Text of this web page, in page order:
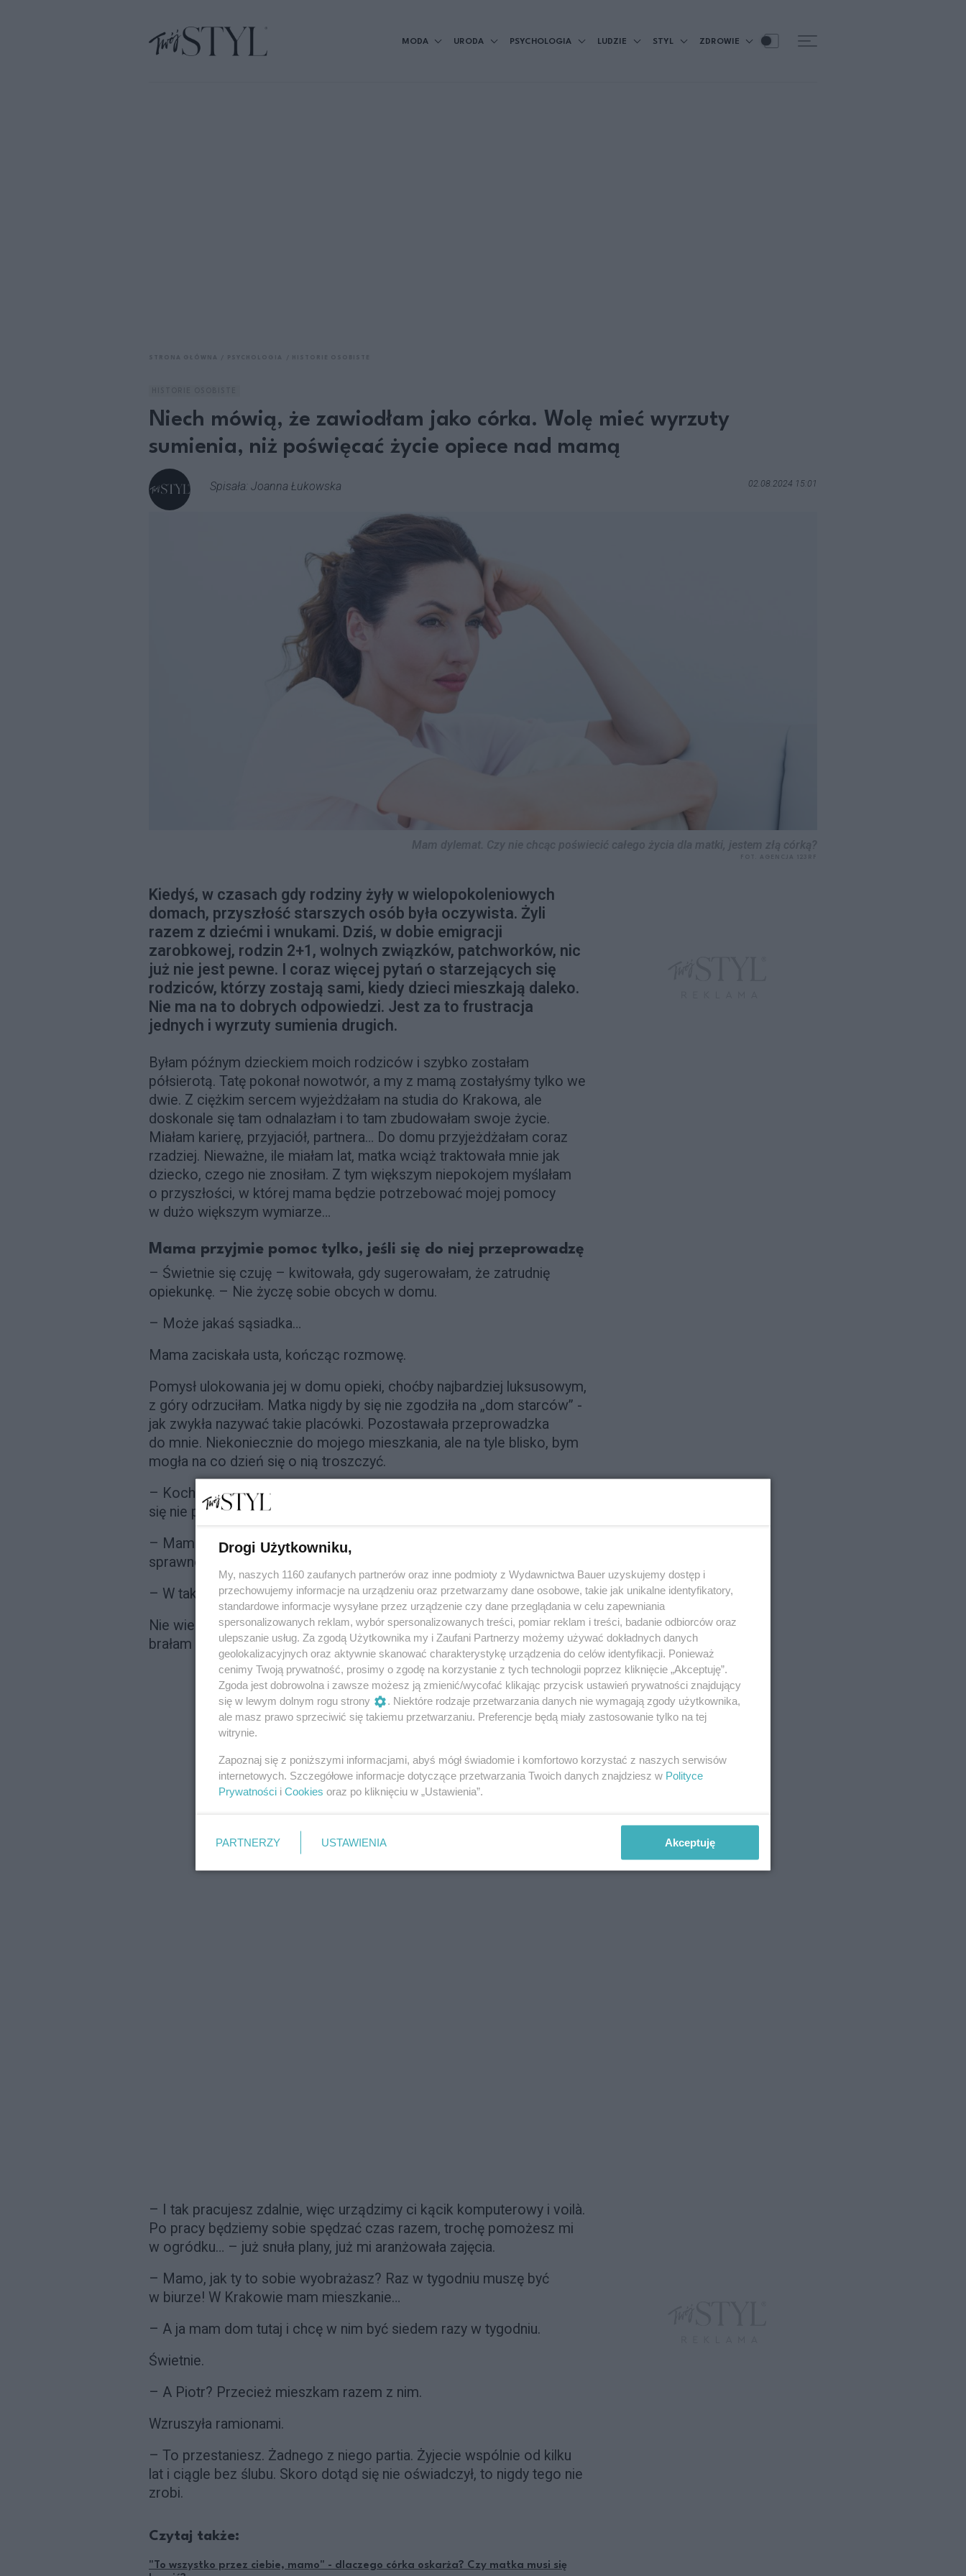
MODA URODA PSYCHOLOGIA LUDZIE STYL ZDROWIE
Niech mówią, że zawiodłam jako córka. Wolę mieć wyrzuty
sumienia, niż poświęcać życie opiece nad mamą
Spisała: Joanna Łukowska 02.08.2024 15:01
Kiedyś, w czasach gdy rodziny żyły w wielopokoleniowych
domach, przyszłość starszych osób była oczywista. Żyli
razem z dziećmi i wnukami. Dziś, w dobie emigracji
zarobkowej, rodzin 2+1, wolnych związków, patchworków, nic
już nie jest pewne. I coraz więcej pytań o starzejących się
rodziców, którzy zostają sami, kiedy dzieci mieszkają daleko.
Nie ma na to dobrych odpowiedzi. Jest za to frustracja
jednych i wyrzuty sumienia drugich.
Byłam późnym dzieckiem moich rodziców i szybko zostałam
półsierotą. Tatę pokonał nowotwór, a my z mamą zostałyśmy tylko we
dwie. Z ciężkim sercem wyjeżdżałam na studia do Krakowa, ale
doskonale się tam odnalazłam i to tam zbudowałam swoje życie.
Miałam karierę, przyjaciół, partnera… Do domu przyjeżdżałam coraz
rzadziej. Nieważne, ile miałam lat, matka wciąż traktowała mnie jak
dziecko, czego nie znosiłam. Z tym większym niepokojem myślałam
o przyszłości, w której mama będzie potrzebować mojej pomocy
w dużo większym wymiarze…
Mama przyjmie pomoc tylko, jeśli się do niej przeprowadzę
– Świetnie się czuję – kwitowała, gdy sugerowałam, że zatrudnię
opiekunkę. – Nie życzę sobie obcych w domu.
– Może jakaś sąsiadka…
Mama zaciskała usta, kończąc rozmowę.
Pomysł ulokowania jej w domu opieki, choćby najbardziej luksusowym,
z góry odrzuciłam. Matka nigdy by się nie zgodziła na „dom starców” -
jak zwykła nazywać takie placówki. Pozostawała przeprowadzka
do mnie. Niekoniecznie do mojego mieszkania, ale na tyle blisko, bym
mogła na co dzień się o nią troszczyć.
– Kochanie, nie ma takiej możliwości – usłyszałam. – Starych drzew
się nie przesadza.
– Mamo, nie wypominając, masz ponad osiemdziesiąt lat, życzę ci
sprawności do setki, ale trzeba myśleć rozsądnie.
– W takim razie najrozsądniej będzie jak wrócisz tutaj, do domu.
Nie wiedziałam, co odpowiedzieć, takiego rozwiązania w ogóle nie
brałam pod uwagę. Mój dom był w Krakowie.
– I tak pracujesz zdalnie, więc urządzimy ci kącik komputerowy i voilà.
Po pracy będziemy sobie spędzać czas razem, trochę pomożesz mi
w ogródku… – już snuła plany, już mi aranżowała zajęcia.
– Mamo, jak ty to sobie wyobrażasz? Raz w tygodniu muszę być
w biurze! W Krakowie mam mieszkanie…
– A ja mam dom tutaj i chcę w nim być siedem razy w tygodniu.
Świetnie.
– A Piotr? Przecież mieszkam razem z nim.
Wzruszyła ramionami.
– To przestaniesz. Żadnego z niego partia. Żyjecie wspólnie od kilku
lat i ciągle bez ślubu. Skoro dotąd się nie oświadczył, to nigdy tego nie
zrobi.
Czytaj także:
"To wszystko przez ciebie, mamo" - dlaczego córka oskarża? Czy matka musi się
Drogi Użytkowniku,
My, naszych 1160 zaufanych partnerów oraz inne podmioty z Wydawnictwa Bauer uzyskujemy dostęp i
przechowujemy informacje na urządzeniu oraz przetwarzamy dane osobowe, takie jak unikalne identyfikatory,
standardowe informacje wysyłane przez urządzenie czy dane przeglądania w celu zapewniania
spersonalizowanych reklam, wybór spersonalizowanych treści, pomiar reklam i treści, badanie odbiorców oraz
ulepszanie usług. Za zgodą Użytkownika my i Zaufani Partnerzy możemy używać dokładnych danych
geolokalizacyjnych oraz aktywnie skanować charakterystykę urządzenia do celów identyfikacji. Ponieważ
cenimy Twoją prywatność, prosimy o zgodę na korzystanie z tych technologii poprzez kliknięcie „Akceptuję”.
Zgoda jest dobrowolna i zawsze możesz ją zmienić/wycofać klikając przycisk ustawień prywatności znajdujący
się w lewym dolnym rogu strony
. Niektóre rodzaje przetwarzania danych nie wymagają zgody użytkownika,
ale masz prawo sprzeciwić się takiemu przetwarzaniu. Preferencje będą miały zastosowanie tylko na tej
witrynie.
Zapoznaj się z poniższymi informacjami, abyś mógł świadomie i komfortowo korzystać z naszych serwisów
internetowych. Szczegółowe informacje dotyczące przetwarzania Twoich danych znajdziesz w Polityce
Prywatności i Cookies oraz po kliknięciu w „Ustawienia”.
PARTNERZY USTAWIENIA Akceptuję